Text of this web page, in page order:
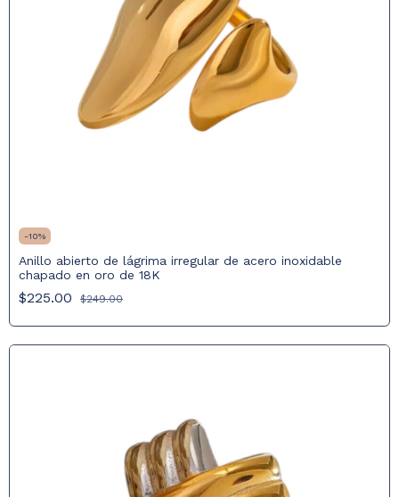
-10%
Anillo abierto de lágrima irregular de acero inoxidable
chapado en oro de 18K
$225.00 $249.00